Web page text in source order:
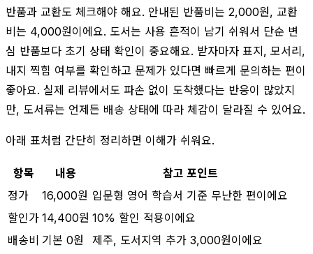
반품과 교환도 체크해야 해요. 안내된 반품비는 2,000원, 교환
비는 4,000원이에요. 도서는 사용 흔적이 남기 쉬워서 단순 변
심 반품보다 초기 상태 확인이 중요해요. 받자마자 표지, 모서리,
내지 찍힘 여부를 확인하고 문제가 있다면 빠르게 문의하는 편이
좋아요. 실제 리뷰에서도 파손 없이 도착했다는 반응이 많았지
만, 도서류는 언제든 배송 상태에 따라 체감이 달라질 수 있어요.
아래 표처럼 간단히 정리하면 이해가 쉬워요.
항목 내용
참고 포인트
정가
16,000원 입문형 영어 학습서 기준 무난한 편이에요
할인가 14,400원 10% 할인 적용이에요
배송비 기본 0원
제주, 도서지역 추가 3,000원이에요